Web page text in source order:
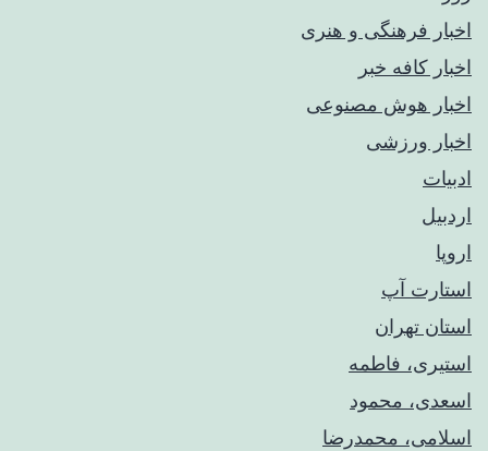
اخبار فرهنگی و هنری
اخبار کافه خبر
اخبار هوش مصنوعی
اخبار ورزشی
ادبیات
اردبیل
اروپا
استارت آپ
استان تهران
استیری، فاطمه
اسعدی، محمود
اسلامی، محمدرضا